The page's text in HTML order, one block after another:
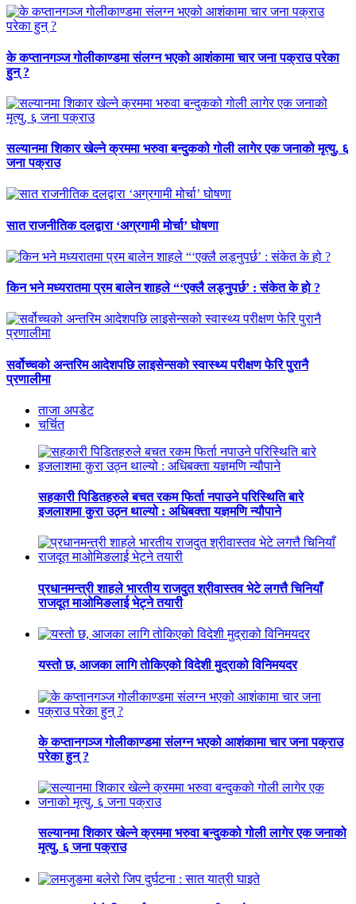
के कप्तानगञ्ज गोलीकाण्डमा संलग्न भएको आशंकामा चार जना पक्राउ परेका
हुन् ?
सल्यानमा शिकार खेल्ने क्रममा भरुवा बन्दुकको गोली लागेर एक जनाको मृत्यु, ६
जना पक्राउ
सात राजनीतिक दलद्वारा ‘अग्रगामी मोर्चा’ घोषणा
किन भने मध्यरातमा प्रम बालेन शाहले “‘एक्लै लड्नुपर्छ’ : संकेत के हो ?
सर्वोच्चको अन्तरिम आदेशपछि लाइसेन्सको स्वास्थ्य परीक्षण फेरि पुरानै
प्रणालीमा
ताजा अपडेट
चर्चित
सहकारी पिडितहरुले बचत रकम फिर्ता नपाउने परिस्थिति बारे
इजलाशमा कुरा उठ्न थाल्यो : अधिबक्ता यज्ञमणि न्यौपाने
प्रधानमन्त्री शाहले भारतीय राजदुत श्रीवास्तव भेटे लगत्तै चिनियाँ
राजदूत माओमिङलाई भेट्ने तयारी
यस्तो छ, आजका लागि तोकिएको विदेशी मुद्राको विनिमयदर
के कप्तानगञ्ज गोलीकाण्डमा संलग्न भएको आशंकामा चार जना पक्राउ
परेका हुन् ?
सल्यानमा शिकार खेल्ने क्रममा भरुवा बन्दुकको गोली लागेर एक जनाको
मृत्यु, ६ जना पक्राउ